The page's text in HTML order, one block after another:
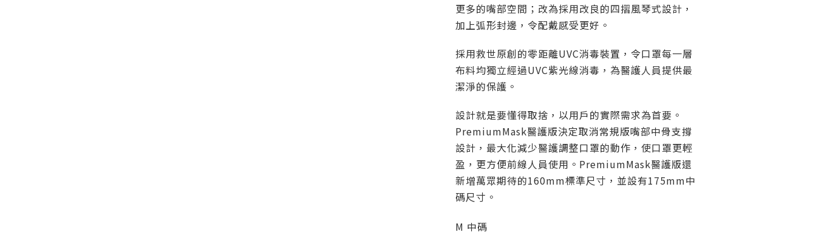
更多的嘴部空間；改為採用改良的四摺風琴式設計，
加上弧形封邊，令配戴感受更好。
採用救世原創的零距離UVC消毒裝置，令口罩每一層
布料均獨立經過UVC紫光線消毒，為醫護人員提供最
潔淨的保護。
設計就是要懂得取捨，以用戶的實際需求為首要。
PremiumMask醫護版決定取消常規版嘴部中骨支撐
設計，最大化減少醫護調整口罩的動作，使口罩更輕
盈，更方便前線人員使用。PremiumMask醫護版還
新增萬眾期待的160mm標準尺寸，並設有175mm中
碼尺寸。
M 中碼